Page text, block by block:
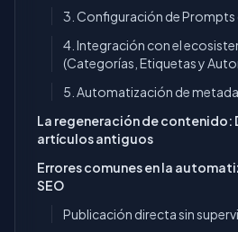
3. Configuración de Prompts
4. Integración con el
(Categorías, Etiquetas y
5. Automatización de
La regeneración de contenido:
artículos antiguos
Errores comunes en la
SEO
Publicación directa sin